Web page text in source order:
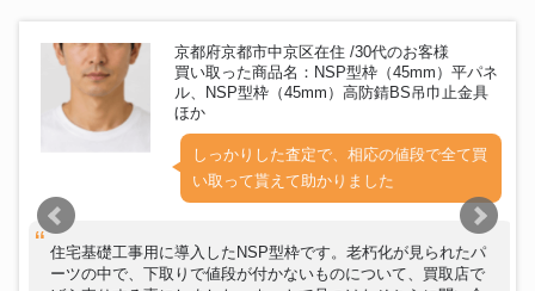
京都府京都市中京区在住 /30代のお客様
買い取った商品名：NSP型枠（45mm）平パネ
ル、NSP型枠（45mm）高防錆BS吊巾止金具
ほか
しっかりした査定で、相応の値段で全て買
い取って貰えて助かりました
住宅基礎工事用に導入したNSP型枠です。老朽化が見られたパ
ーツの中で、下取りで値段が付かないものについて、買取店で